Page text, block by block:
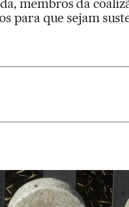
membros da
para que sejam
Sociales